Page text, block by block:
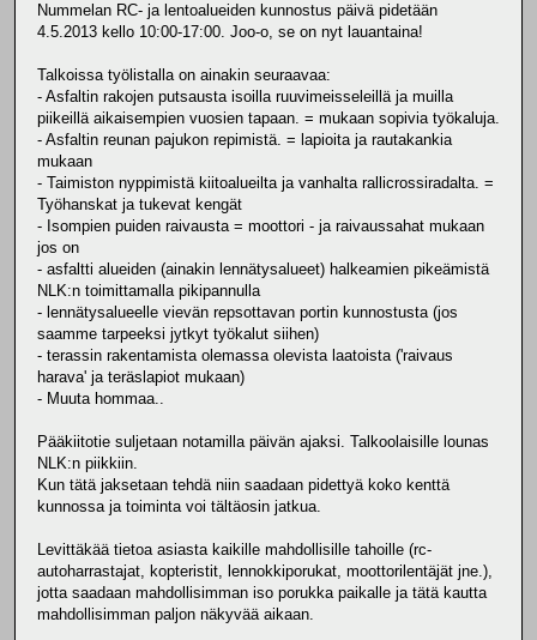
Nummelan RC- ja lentoalueiden kunnostus päivä pidetään
4.5.2013 kello 10:00-17:00. Joo-o, se on nyt lauantaina!
Talkoissa työlistalla on ainakin seuraavaa:
- Asfaltin rakojen putsausta isoilla ruuvimeisseleillä ja muilla
piikeillä aikaisempien vuosien tapaan. = mukaan sopivia työkaluja.
- Asfaltin reunan pajukon repimistä. = lapioita ja rautakankia
mukaan
- Taimiston nyppimistä kiitoalueilta ja vanhalta rallicrossiradalta. =
Työhanskat ja tukevat kengät
- Isompien puiden raivausta = moottori - ja raivaussahat mukaan
jos on
- asfaltti alueiden (ainakin lennätysalueet) halkeamien pikeämistä
NLK:n toimittamalla pikipannulla
- lennätysalueelle vievän repsottavan portin kunnostusta (jos
saamme tarpeeksi jytkyt työkalut siihen)
- terassin rakentamista olemassa olevista laatoista ('raivaus
harava' ja teräslapiot mukaan)
- Muuta hommaa..
Pääkiitotie suljetaan notamilla päivän ajaksi. Talkoolaisille lounas
NLK:n piikkiin.
Kun tätä jaksetaan tehdä niin saadaan pidettyä koko kenttä
kunnossa ja toiminta voi tältäosin jatkua.
Levittäkää tietoa asiasta kaikille mahdollisille tahoille (rc-
autoharrastajat, kopteristit, lennokkiporukat, moottorilentäjät jne.),
jotta saadaan mahdollisimman iso porukka paikalle ja tätä kautta
mahdollisimman paljon näkyvää aikaan.